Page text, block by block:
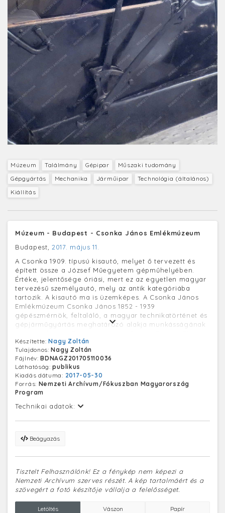
Múzeum Találmány Gépipar
Műszaki tudomány
Gépgyártás
Mechanika Járműipar
Technológia (általános)
Kiállítás
Múzeum - Budapest - Csonka János Emlékmúzeum
Budapest, 2017. május 11.
A Csonka 1909. típusú kisautó, melyet ő tervezett és
épített össze a József Műegyetem gépműhelyében.
Értéke, jelentősége óriási, mert ez az egyetlen magyar
tervezésű személyautó, mely az antik kategóriába
tartozik. A kisautó ma is üzemképes. A Csonka János
Emlékmúzeum Csonka János 1852 - 1939
gépészmérnök, feltaláló, a magyar technikatörténet és
gépjárműgyártás meghatározó alakja munkásságának
abban a házban van ahol a feltaláló eredeti
autószerelő műhelye majd gépgyára működött.
Készítette:Nagy Zoltán
Tulajdonos:Nagy Zoltán
Fájlnév:BDNAGZ201705110036
Láthatóság:publikus
Kiadás dátuma: 2017-05-30
Forrás: Nemzeti Archívum/Fókuszban Magyarország
Program
Technikai adatok:
Beágyazás
Tisztelt Felhasználónk! Ez a fénykép nem képezi a
Nemzeti Archívum szerves részét. A kép tartalmáért és a
szövegért a fotó készítője vállalja a felelősséget.
Letöltés Vászon Papír